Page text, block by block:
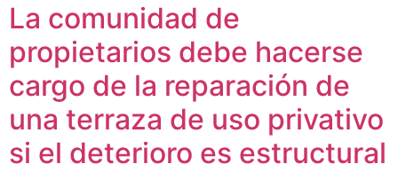
La comunidad de
propietarios debe hacerse
cargo de la reparación de
una terraza de uso privativo
si el deterioro es estructural